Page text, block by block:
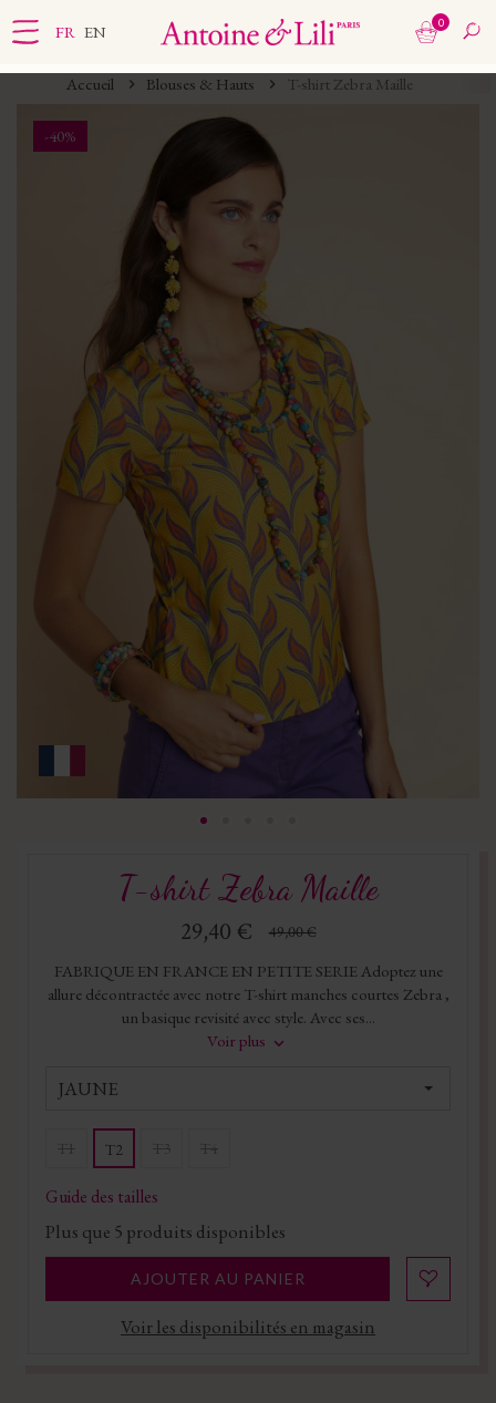
FR EN 0
Accueil Blouses & Hauts T-shirt Zebra Maille
-40%
T-shirt Zebra Maille
29,40 € 49,00 €
FABRIQUE EN FRANCE EN PETITE SERIE Adoptez une
allure décontractée avec notre T-shirt manches courtes Zebra ,
un basique revisité avec style. Avec ses...
Voir plus
JAUNE
T2
Guide des tailles
Plus que 5 produits disponibles
AJOUTER AU PANIER
Voir les disponibilités en magasin